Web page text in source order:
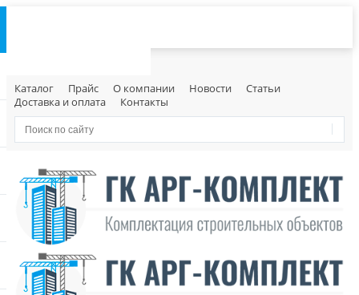
Каталог Прайс О компании Новости
Статьи
Доставка и оплата
Контакты